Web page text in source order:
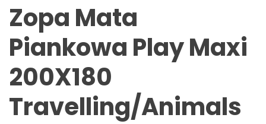
Zopa Mata
Piankowa Play Maxi
200X180
Travelling/Animals